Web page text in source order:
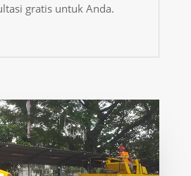
gratis untuk Anda.